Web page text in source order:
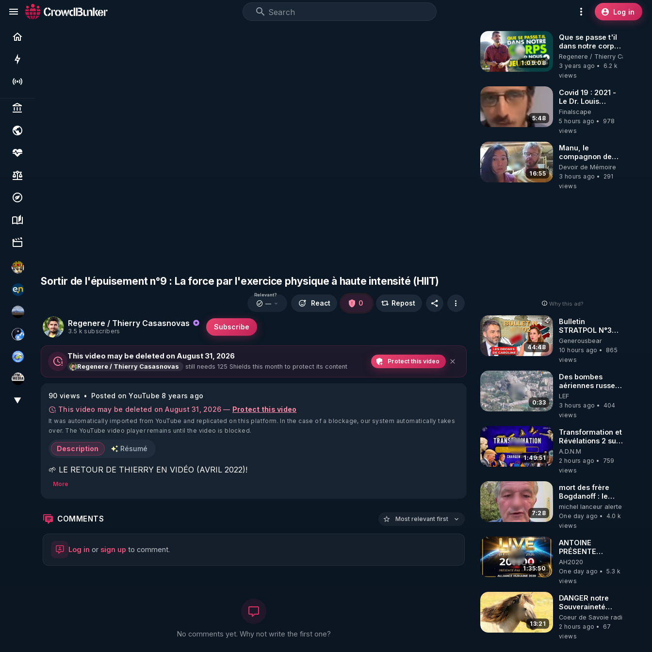
Log in
Live
Politics & institutions
Society, justice & freedoms
Economy, environment & technology
Science, history & spirituality
Culture, media & entertainment
Textes Sacrés & Maîtres Spirituels
essentiel.news
michel lanceur alerte
Chercheur de vérité
Tonton Posture Débrief
HYM.MEDIA
▼
Sortir de l'épuisement n°9 : La force par l'exercice physique à haute intensité (HIIT)
Regenere / Thierry Casasnovas
3.5 k subscribers
Subscribe
Relevant?
— React 0 Repost
This video may be deleted on August 31, 2026
Regenere / Thierry Casasnovas still needs 125 Shields this month to protect its content
Protect this video
90 views
Posted on YouTube 8 years ago
This video may be deleted on August 31, 2026 — Protect this video
It was automatically imported from YouTube and replicated on this platform. In the case of a blockage, our system automatically takes
over. The YouTube video player remains until the video is blocked.
Description Résumé
🌱 LE RETOUR DE THIERRY EN VIDÉO (AVRIL 2022)!
🌱 LE MAGAZINE RÉGÉNÈRE
http://rgnr.li/ymag
More
COMMENTS Most relevant first
Log in or sign up to comment.
No comments yet. Why not write the first one?
1:09:08
Que se passe t'il
dans notre corps
quand nous
jeûnons ?
Regenere / Thierry
3 years ago
6.2 k
views
5:48
Covid 19 : 2021 -
Le Dr. Louis
Fouché renverse
le plateau de
CNews !
Finalscape
5 hours ago
978
views
16:55
Manu, le
compagnon de
Kyria, raconte sa
garde à vue
musclée.
Devoir de Mémoire
3 hours ago
291
views
Why this ad?
44:48
Bulletin
STRATPOL N°302.
Armée des
drones, MS-21 en
série, missiles
07.08.2026.
Generousbear
10 hours ago
865
views
0:33
Des bombes
aériennes russes
anéantissent les
centres de
contrôle de
brigades
ukrainienne
LEF
3 hours ago
404
views
1:49:51
Transformation et
Révélations 2 sur
2 - live du
07/08/26
A.D.N.M
2 hours ago
759
views
7:28
mort des frère
Bogdanoff : le
mensonge d état
michel lanceur alerte
One day ago
4.0 k
views
1:35:50
ANTOINE
PRÉSENTE
AH2020 LE LIVE
20H ***DU
06/08/2026***
AH2020
One day ago
5.3 k
views
13:21
DANGER notre
Souveraineté
Alimentaire est
attaqué...
Coeur de Savoie radioweb TV
2 hours ago
67
views